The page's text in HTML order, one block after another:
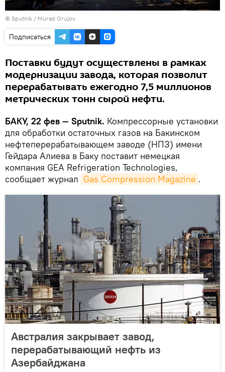
© Sputnik / Murad Orujov
Подписаться
Поставки будут осуществлены в рамках
модернизации завода, которая позволит
перерабатывать ежегодно 7,5 миллионов
метрических тонн сырой нефти.
БАКУ, 22 фев — Sputnik. Компрессорные установки
для обработки остаточных газов на Бакинском
нефтеперерабатывающем заводе (НПЗ) имени
Гейдара Алиева в Баку поставит немецкая
компания GEA Refrigeration Technologies,
сообщает журнал Gas Compression Magazine .
Австралия закрывает завод,
перерабатывающий нефть из
Азербайджана